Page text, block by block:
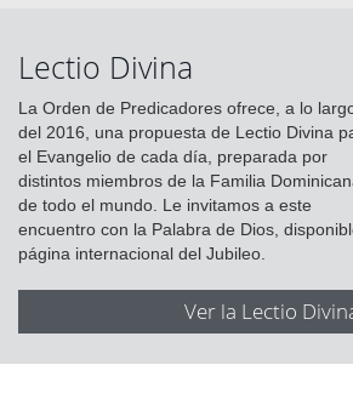
Lectio Divina
La Orden de Predicadores ofrece, a lo
del 2016, una propuesta de Lectio Divina
el Evangelio de cada día, preparada por
distintos miembros de la Familia
de todo el mundo. Le invitamos a este
encuentro con la Palabra de Dios,
página internacional del Jubileo.
Ver la Lectio